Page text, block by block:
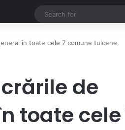
în toate cele 7 comune tulcene
de
toate cele